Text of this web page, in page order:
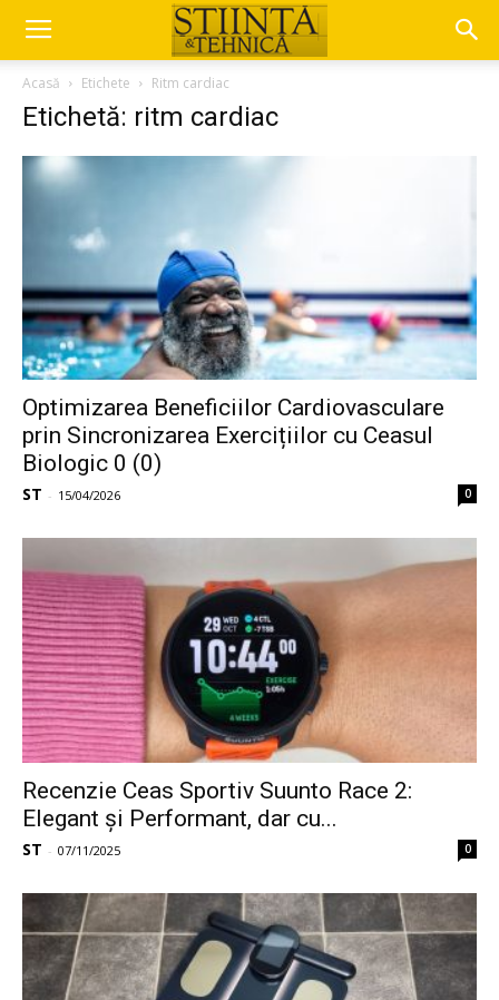
Acasă Etichete Ritm cardiac
Etichetă: ritm cardiac
Optimizarea Beneficiilor Cardiovasculare
prin Sincronizarea Exercițiilor cu Ceasul
Biologic 0 (0)
ST - 15/04/2026 0
Recenzie Ceas Sportiv Suunto Race 2:
Elegant și Performant, dar cu...
ST - 07/11/2025 0